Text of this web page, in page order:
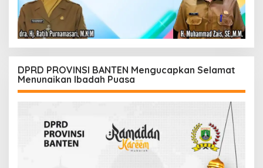
DPRD PROVINSI BANTEN Mengucapkan Selamat
Menunaikan Ibadah Puasa